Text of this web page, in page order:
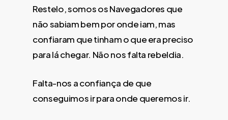
Restelo, somos os Navegadores que
não sabiam bem por onde iam, mas
confiaram que tinham o que era preciso
para lá chegar. Não nos falta rebeldia.
Falta-nos a confiança de que
conseguimos ir para onde queremos ir.